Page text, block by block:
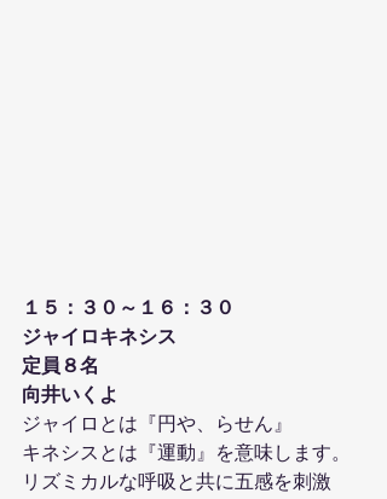
１５：３０～１６：３０
ジャイロキネシス
定員８名
向井いくよ
ジャイロとは『円や、らせん』
キネシスとは『運動』を意味します。
リズミカルな呼吸と共に五感を刺激